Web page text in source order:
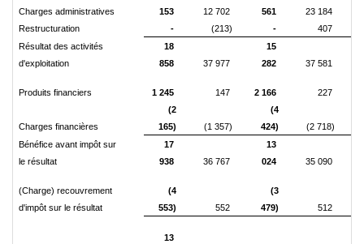
Charges administratives
153
12 702
561
23 184
Restructuration
- (213) -
407
Résultat des activités
d'exploitation
18
858
37 977
15
282
37 581
Produits financiers 1 245 147 2 166 227
Charges financières
(2
165)
(1 357)
(4
424)
(2 718)
Bénéfice avant impôt sur
le résultat
17
938
36 767
13
024
35 090
(Charge) recouvrement
d'impôt sur le résultat
(4
553)
552
(3
479)
512
13